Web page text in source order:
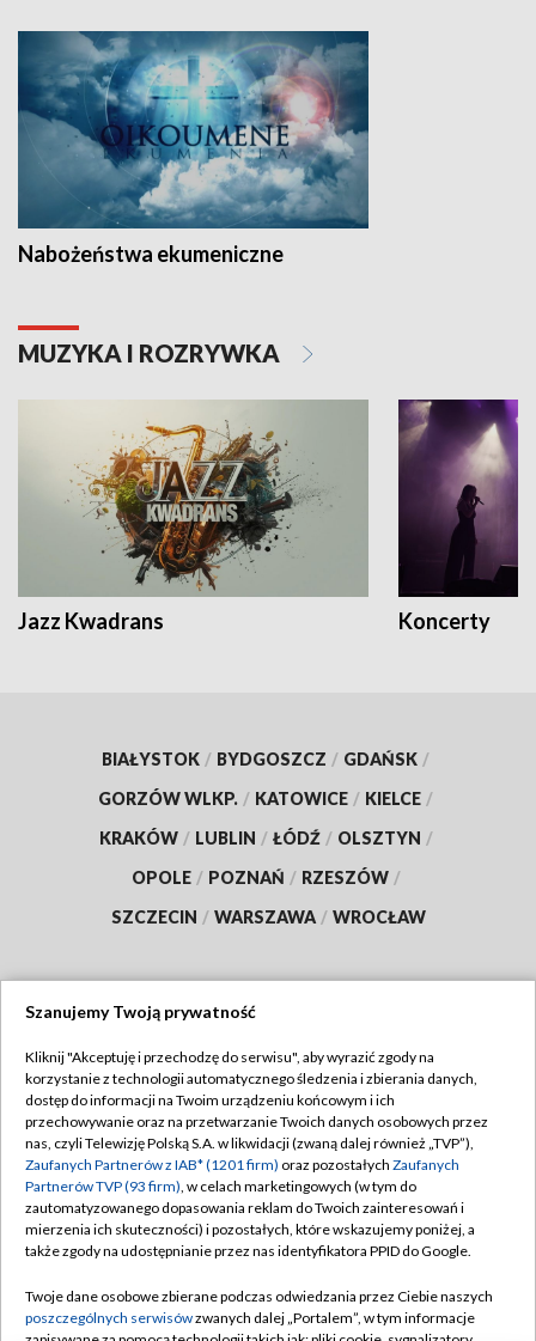
Nabożeństwa ekumeniczne
MUZYKA I ROZRYWKA
Jazz Kwadrans Koncerty
BIAŁYSTOK / BYDGOSZCZ / GDAŃSK /
GORZÓW WLKP. / KATOWICE / KIELCE /
KRAKÓW / LUBLIN / ŁÓDŹ / OLSZTYN /
OPOLE / POZNAŃ / RZESZÓW /
SZCZECIN / WARSZAWA / WROCŁAW
TVP
Abonament TVP
Emisja w TVP
Centrum informacji TVP
Naziemna Telewizja Cyfrowa
Rada Programowa
Regulamin TVP
Polityka prywatności
Moje zgody
Pomoc
Kontakt
Szanujemy Twoją prywatność
Kliknij "Akceptuję i przechodzę do serwisu", aby wyrazić zgody na
korzystanie z technologii automatycznego śledzenia i zbierania danych,
dostęp do informacji na Twoim urządzeniu końcowym i ich
przechowywanie oraz na przetwarzanie Twoich danych osobowych przez
nas, czyli Telewizję Polską S.A. w likwidacji (zwaną dalej również „TVP”),
Zaufanych Partnerów z IAB* (1201 firm) oraz pozostałych Zaufanych
Partnerów TVP (93 firm), w celach marketingowych (w tym do
zautomatyzowanego dopasowania reklam do Twoich zainteresowań i
mierzenia ich skuteczności) i pozostałych, które wskazujemy poniżej, a
także zgody na udostępnianie przez nas identyfikatora PPID do Google.
Twoje dane osobowe zbierane podczas odwiedzania przez Ciebie naszych
poszczególnych serwisówzwanych dalej „Portalem”, w tym informacje